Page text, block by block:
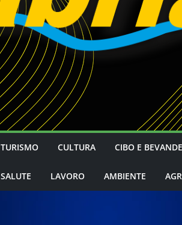
TURISMO CULTURA CIBO E BEVANDE
SALUTE LAVORO AMBIENTE